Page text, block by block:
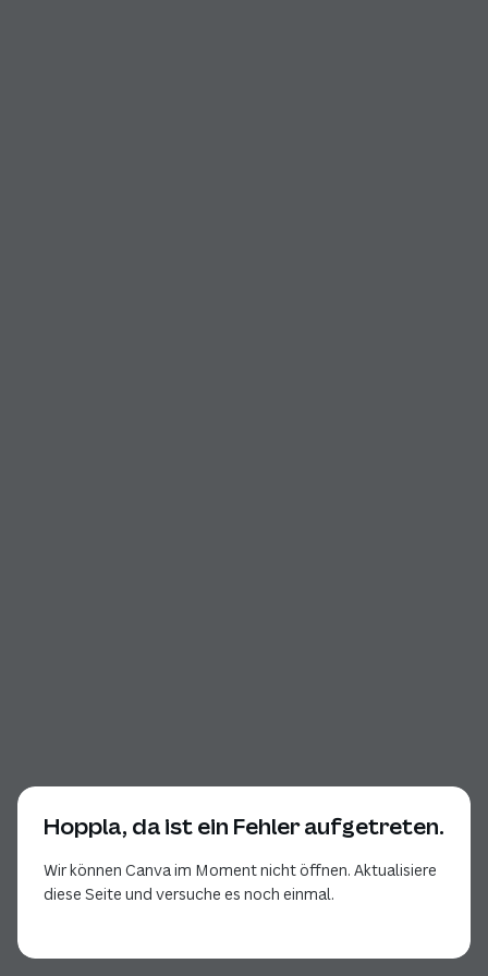
Hoppla, da ist ein Fehler aufgetreten.
Wir können Canva im Moment nicht öffnen. Aktualisiere
diese Seite und versuche es noch einmal.